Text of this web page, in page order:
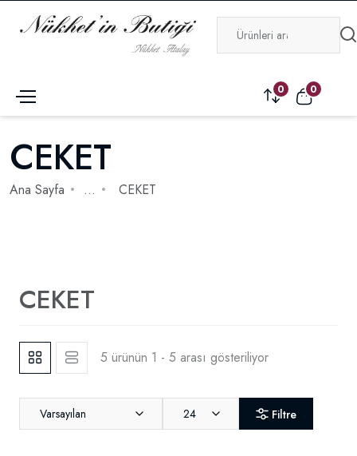
0 0
CEKET
Ana Sayfa ... CEKET
CEKET
5 ürünün 1 - 5 arası gösteriliyor
Varsayılan 24 Filtre